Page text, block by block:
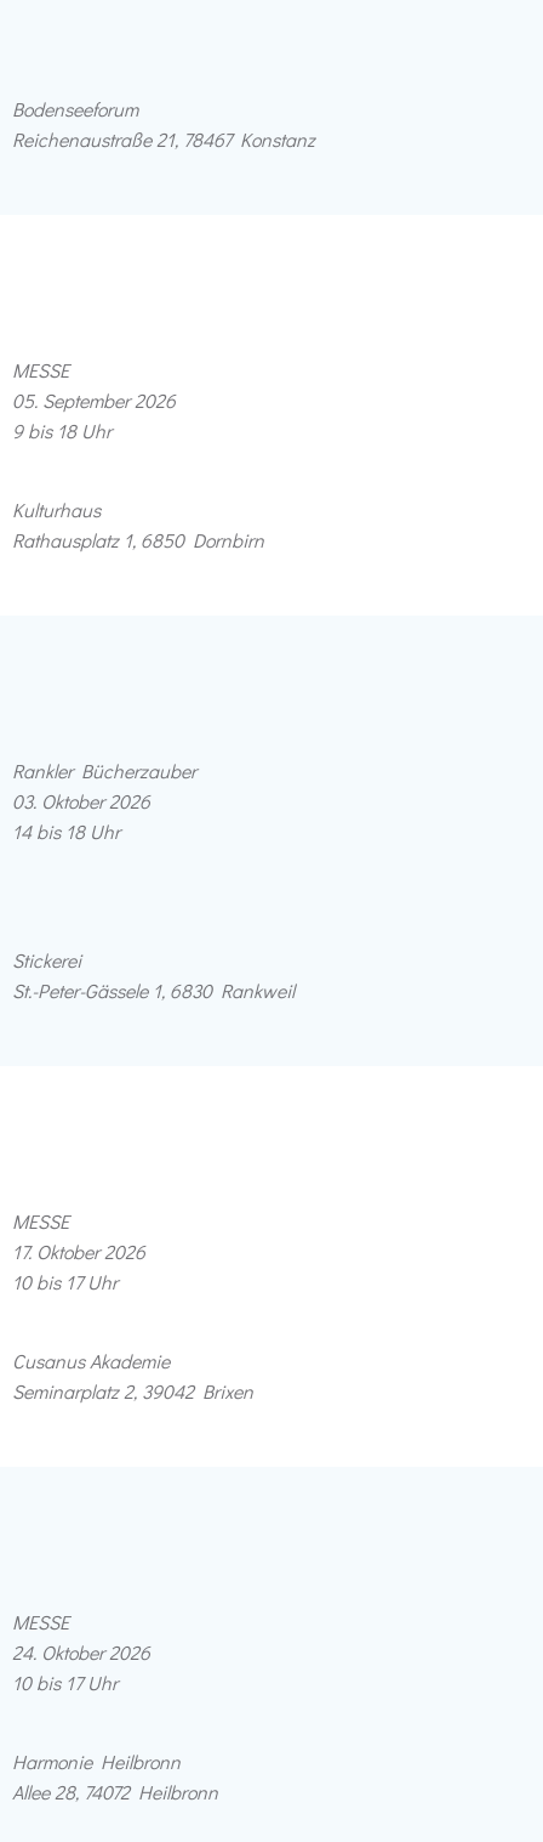
Bodenseeforum
Reichenaustraße 21, 78467 Konstanz
MESSE
05. September 2026
9 bis 18 Uhr
Kulturhaus
Rathausplatz 1, 6850 Dornbirn
Rankler Bücherzauber
03.⁠ ⁠Oktober 2026
14 bis 18 Uhr
Stickerei
St.-Peter-Gässele 1, 6830 Rankweil
MESSE
17.⁠ ⁠Oktober 2026
10 bis 17 Uhr
Cusanus Akademie
Seminarplatz 2, 39042 Brixen
MESSE
24. Oktober 2026
10 bis 17 Uhr
Harmonie Heilbronn
Allee 28, 74072 Heilbronn